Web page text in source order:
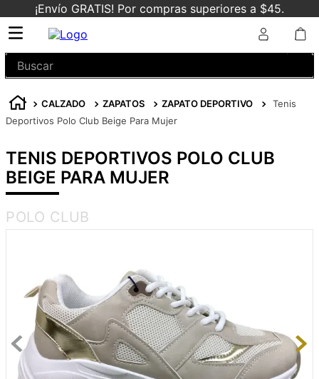
¡Envío GRATIS! Por compras superiores a $45.
Buscar
CALZADO ZAPATOS ZAPATO DEPORTIVO
Tenis
Deportivos Polo Club Beige Para Mujer
TENIS DEPORTIVOS POLO CLUB
BEIGE PARA MUJER
POLO CLUB